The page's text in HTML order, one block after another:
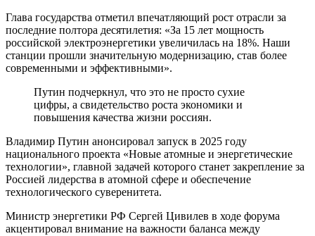
Глава государства отметил впечатляющий рост отрасли за
последние полтора десятилетия: «За 15 лет мощность
российской электроэнергетики увеличилась на 18%. Наши
станции прошли значительную модернизацию, став более
современными и эффективными».
Путин подчеркнул, что это не просто сухие
цифры, а свидетельство роста экономики и
повышения качества жизни россиян.
Владимир Путин анонсировал запуск в 2025 году
национального проекта «Новые атомные и энергетические
технологии», главной задачей которого станет закрепление за
Россией лидерства в атомной сфере и обеспечение
технологического суверенитета.
Министр энергетики РФ Сергей Цивилев в ходе форума
акцентировал внимание на важности баланса между